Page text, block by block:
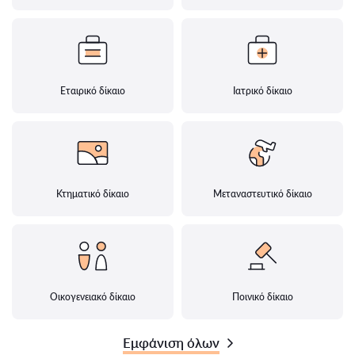
Εταιρικό δίκαιο Ιατρικό δίκαιο
Κτηματικό δίκαιο Μεταναστευτικό δίκαιο
Οικογενειακό δίκαιο Ποινικό δίκαιο
Εμφάνιση όλων